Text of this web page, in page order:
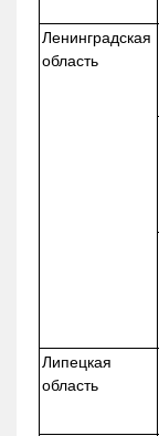
Ленинградская
область
Липецкая
область